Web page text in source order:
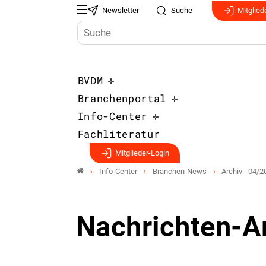
Newsletter Suche
BVDM
Branchenportal
Info-Center
Fachliteratur
Mitglieder-Login
Info-Center Branchen-News Archiv - 04/
Nachrichten-